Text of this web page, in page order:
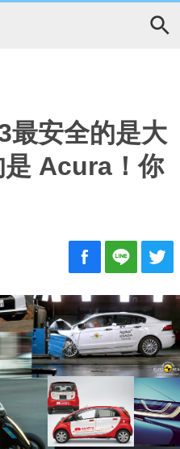
最安全的是大
是 Acura！你